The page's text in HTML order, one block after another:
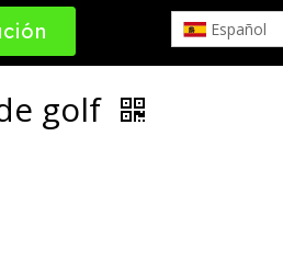
Español
golf